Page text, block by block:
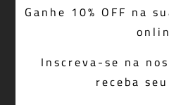
Ganhe 10% OFF na
Inscreva-se na
receba
R$ 1.098,00